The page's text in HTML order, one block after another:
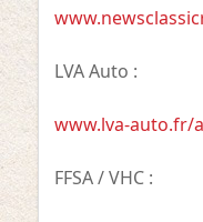
LVA Auto :
www.lva-auto.fr/
FFSA / VHC :